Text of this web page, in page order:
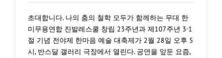
초대합니다. 나의 춤의 철학 모두가 함께하는 무대 한
미무용연합 진발레스쿨 창립 23주년과 제107주년 3·1
절 기념 전야제 한마음 예술 대축제가 2월 28일 오후 5
시, 반스달 갤러리 극장에서 열린다. 공연을 앞둔 요즘,